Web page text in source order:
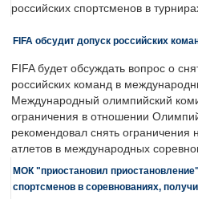
российских спортсменов в
FIFA обсудит допуск российских
FIFA будет обсуждать вопрос о
российских команд в
Международный олимпийский
ограничения в отношении
рекомендовал снять ограничения
атлетов в международных
МОК "приостановил
спортсменов в соревнованиях,